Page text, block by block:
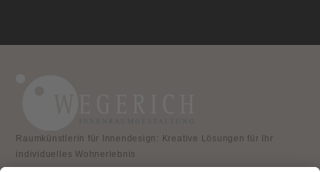
Raumkünstlerin für Innendesign: Kreative Lösungen für Ihr
individuelles Wohnerlebnis